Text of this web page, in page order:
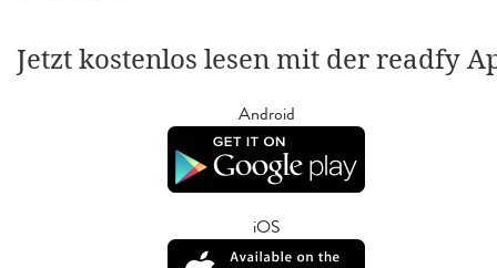
Jetzt kostenlos lesen mit der readfy
Android
iOS